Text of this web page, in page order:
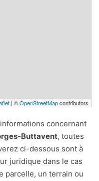
| ©OpenStreetMapcontributors
concernant
Buttavent, toutes
ci-dessous sont à
juridique dans le cas
parcelle, un terrain ou